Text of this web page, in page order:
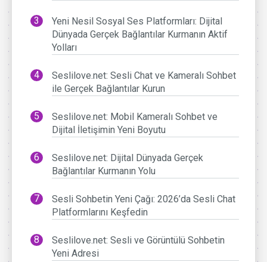
Yeni Nesil Sosyal Ses Platformları: Dijital
Dünyada Gerçek Bağlantılar Kurmanın Aktif
Yolları
Seslilove.net: Sesli Chat ve Kameralı Sohbet
ile Gerçek Bağlantılar Kurun
Seslilove.net: Mobil Kameralı Sohbet ve
Dijital İletişimin Yeni Boyutu
Seslilove.net: Dijital Dünyada Gerçek
Bağlantılar Kurmanın Yolu
Sesli Sohbetin Yeni Çağı: 2026’da Sesli Chat
Platformlarını Keşfedin
Seslilove.net: Sesli ve Görüntülü Sohbetin
Yeni Adresi